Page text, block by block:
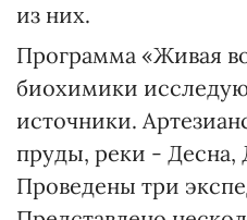
из них.
Программа «Живая
биохимики
источники.
пруды, реки - Десна,
Проведены три